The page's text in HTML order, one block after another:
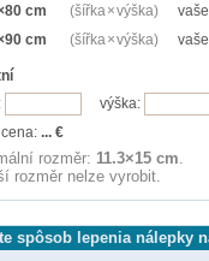
cm
(šířka × výška)
cm
(šířka × výška)
výška:
... €
rozměr: 11.3×15 cm
rozměr nelze vyrobit.
spôsob lepenia nálepky